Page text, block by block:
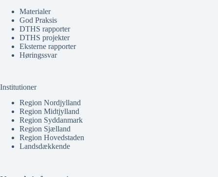
Materialer
God Praksis
DTHS rapporter
DTHS projekter
Eksterne rapporter
Høringssvar
Institutioner
Region Nordjylland
Region Midtjylland
Region Syddanmark
Region Sjælland
Region Hovedstaden
Landsdækkende